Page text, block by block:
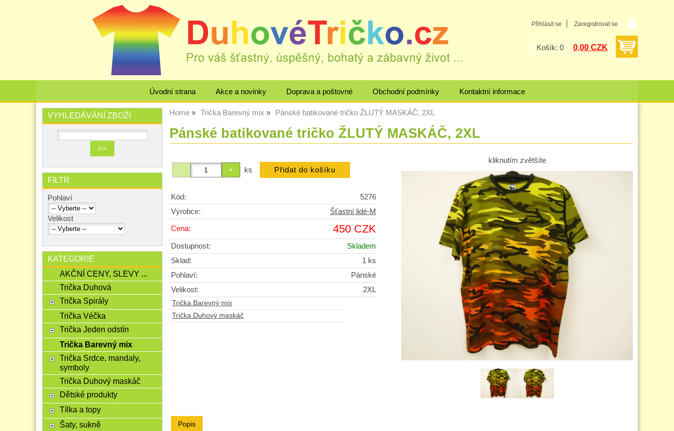
Přihlásit se Zaregistrovat se
Košík: 0 0,00 CZK
Úvodní strana Akce a novinky Doprava a poštovné Obchodní podmínky Kontaktní informace
Home Trička Barevný mix Pánské batikované tričko ŽLUTÝ MASKÁČ, 2XL
Pánské batikované tričko ŽLUTÝ MASKÁČ, 2XL
kliknutím zvětšíte
ks
Kód:
5276
Výrobce:
Šťastní lidé-M
Cena: 450 CZK
Dostupnost:
Skladem
Sklad:
1 ks
Pohlaví:
Pánské
Velikost:
2XL
Trička Barevný mix
Trička Duhový maskáč
Popis
VYHLEDÁVÁNÍ ZBOŽÍ
FILTR
Pohlaví
Velikost
KATEGORIE
AKČNÍ CENY, SLEVY ...
Trička Duhová
Trička Spirály
Trička Véčka
Trička Jeden odstín
Trička Barevný mix
Trička Srdce, mandaly,
symboly
Trička Duhový maskáč
Dětské produkty
Tílka a topy
Šaty, sukně